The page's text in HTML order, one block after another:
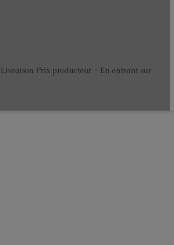
Prix producteur - En entrant sur